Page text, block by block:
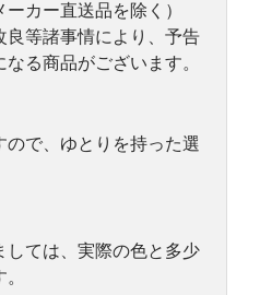
カー直送品を除く）
良等諸事情により、予告
る商品がございます。
で、ゆとりを持った選
しては、実際の色と多少